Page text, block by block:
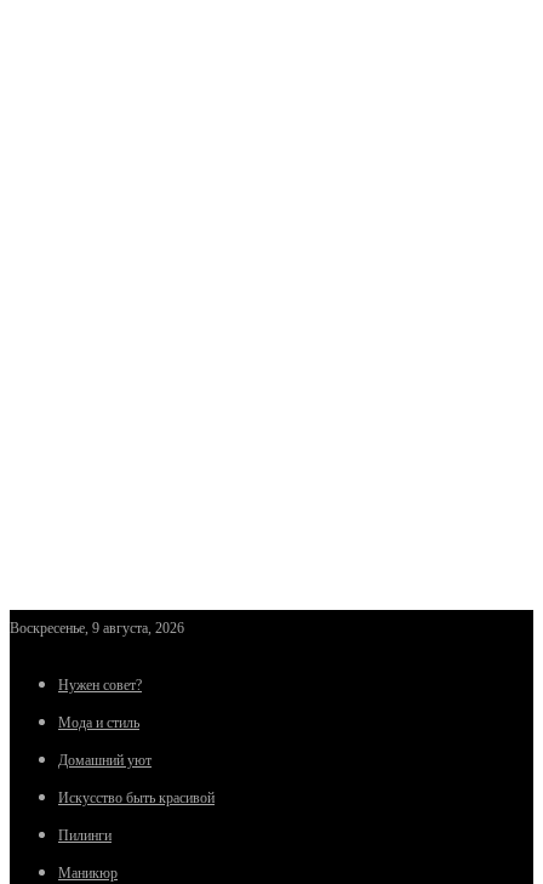
Воскресенье, 9 августа, 2026
Нужен совет?
Мода и стиль
Домашний уют
Искусство быть красивой
Пилинги
Маникюр